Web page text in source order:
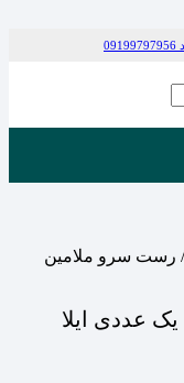
رست سرو ملامین